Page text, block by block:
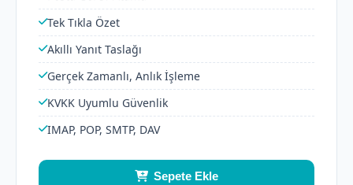
Tek Tıkla Özet
Akıllı Yanıt Taslağı
Gerçek Zamanlı, Anlık İşleme
KVKK Uyumlu Güvenlik
IMAP, POP, SMTP, DAV
Sepete Ekle